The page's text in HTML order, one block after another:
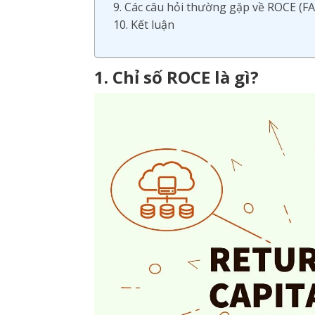
9. Các câu hỏi thường gặp về ROCE
10. Kết luận
1. Chỉ số ROCE là gì?